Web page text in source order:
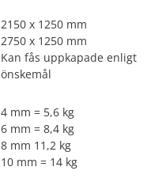
2150 x 1250 mm
2750 x 1250 mm
Kan fås uppkapade enligt
önskemål
4 mm = 5,6 kg
6 mm = 8,4 kg
8 mm 11,2 kg
10 mm = 14 kg